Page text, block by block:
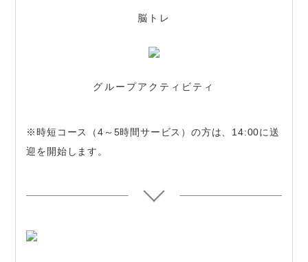
脳トレ
グループアクティビティ
※時短コース（4～5時間サービス）の方は、14:00に送
迎を開始します。